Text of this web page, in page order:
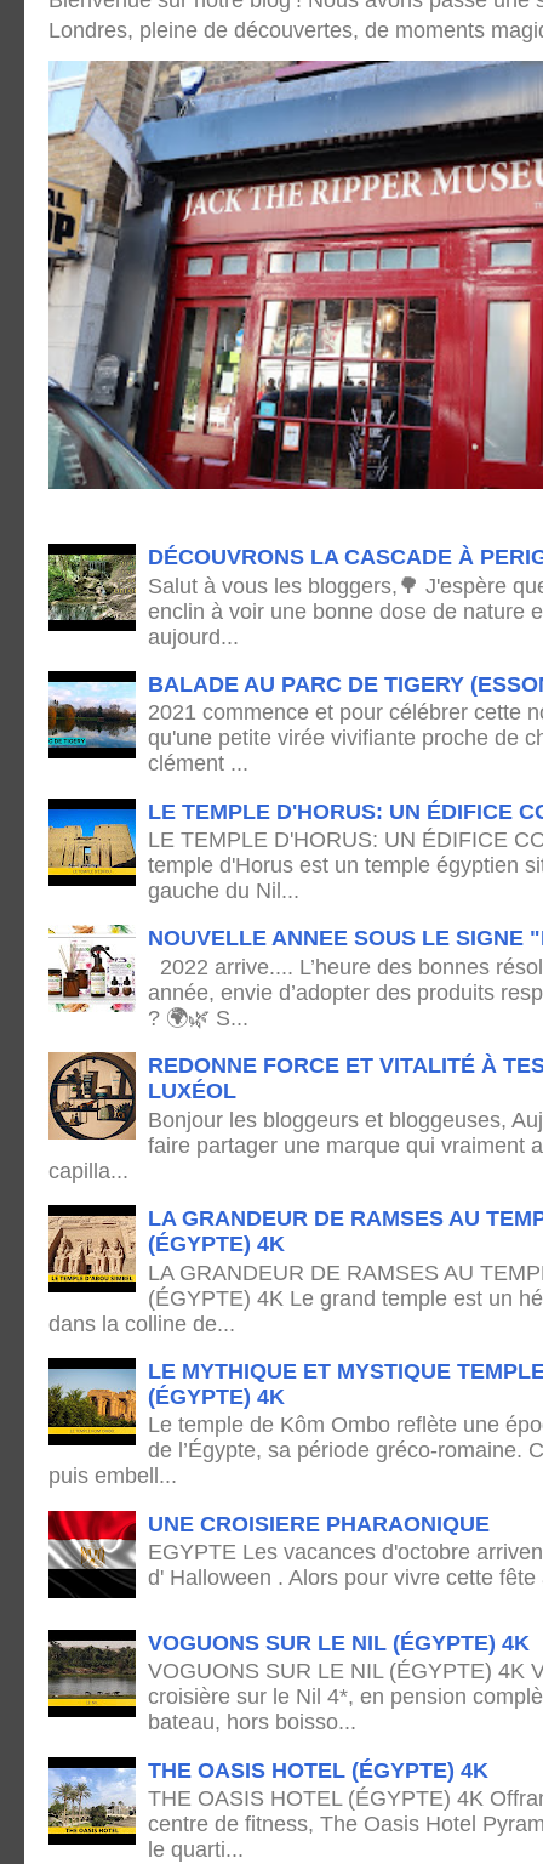
Londres, pleine de découvertes, de moments
DÉCOUVRONS LA CASCADE À
Salut à vous les bloggers,🌳 J'espère
enclin à voir une bonne dose de nature
aujourd...
BALADE AU PARC DE TIGERY
2021 commence et pour célébrer cette
qu'une petite virée vivifiante proche de
clément ...
LE TEMPLE D'HORUS: UN ÉDIFICE
LE TEMPLE D'HORUS: UN ÉDIFICE
temple d'Horus est un temple égyptien
gauche du Nil...
NOUVELLE ANNEE SOUS LE SIGNE
2022 arrive.... L’heure des bonnes
année, envie d’adopter des produits
? 🌍🌿 S...
REDONNE FORCE ET VITALITÉ À
LUXÉOL
Bonjour les bloggeurs et bloggeuses,
faire partager une marque qui vraiment
capilla...
LA GRANDEUR DE RAMSES AU
(ÉGYPTE) 4K
LA GRANDEUR DE RAMSES AU
(ÉGYPTE) 4K Le grand temple est un
dans la colline de...
LE MYTHIQUE ET MYSTIQUE
(ÉGYPTE) 4K
Le temple de Kôm Ombo reflète une
de l’Égypte, sa période gréco-romaine.
puis embell...
UNE CROISIERE PHARAONIQUE
EGYPTE Les vacances d'octobre
d' Halloween . Alors pour vivre cette
VOGUONS SUR LE NIL (ÉGYPTE) 4K
VOGUONS SUR LE NIL (ÉGYPTE) 4K
croisière sur le Nil 4*, en pension
bateau, hors boisso...
THE OASIS HOTEL (ÉGYPTE) 4K
THE OASIS HOTEL (ÉGYPTE) 4K
centre de fitness, The Oasis Hotel
le quarti...